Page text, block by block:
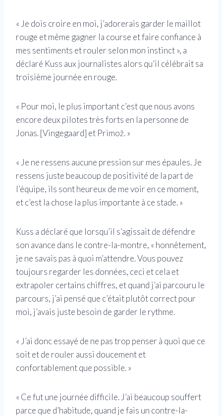
« Je dois croire en moi, j’adorerais garder le maillot
rouge et même gagner la course et faire confiance à
mes sentiments et rouler selon mon instinct », a
déclaré Kuss aux journalistes alors qu’il célébrait sa
troisième journée en rouge.
« Pour moi, le plus important c’est que nous avons
encore deux pilotes très forts en la personne de
Jonas. [Vingegaard] et Primož. »
« Je ne ressens aucune pression sur mes épaules. Je
ressens juste beaucoup de positivité de la part de
l’équipe, ils sont heureux de me voir en ce moment,
et c’est la chose la plus importante à ce stade. »
Kuss a déclaré que lorsqu’il s’agissait de défendre
son avance dans le contre-la-montre, « honnêtement,
je ne savais pas à quoi m’attendre. Vous pouvez
toujours regarder les données, ceci et cela et
extrapoler certains chiffres, et quand j’ai parcouru le
parcours, j’ai pensé que c’était plutôt correct pour
moi, j’avais juste besoin de garder le rythme.
« J’ai donc essayé de ne pas trop penser à quoi que ce
soit et de rouler aussi doucement et
confortablement que possible. »
« Ce fut une journée difficile. J’ai beaucoup souffert
parce que d’habitude, quand je fais un contre-la-